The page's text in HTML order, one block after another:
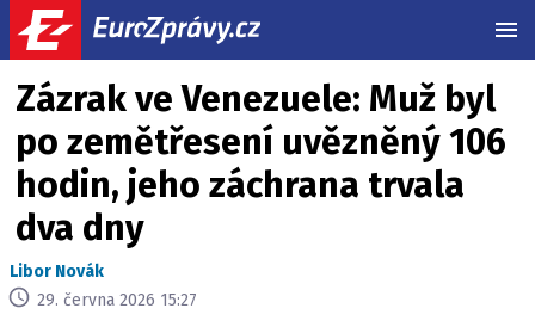
Zázrak ve Venezuele: Muž byl
po zemětřesení uvězněný 106
hodin, jeho záchrana trvala
dva dny
Libor Novák
29. června 2026 15:27